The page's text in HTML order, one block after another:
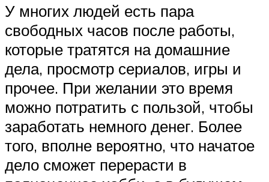
У многих людей есть пара
свободных часов после работы,
которые тратятся на домашние
дела, просмотр сериалов, игры и
прочее. При желании это время
можно потратить с пользой, чтобы
заработать немного денег. Более
того, вполне вероятно, что начатое
дело сможет перерасти в